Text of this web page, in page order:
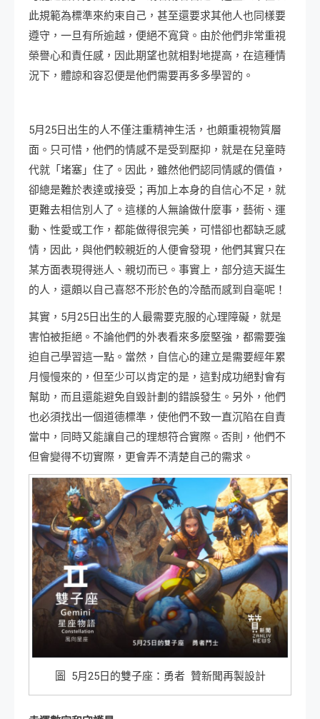
此規範為標準來約束自己，甚至還要求其他人也同樣要
遵守，一旦有所逾越，便絕不寬貸。由於他們非常重視
榮譽心和責任感，因此期望也就相對地提高，在這種情
況下，體諒和容忍便是他們需要再多多學習的。
5月25日出生的人不僅注重精神生活，也頗重視物質層
面。只可惜，他們的情感不是受到壓抑，就是在兒童時
代就「堵塞」住了。因此，雖然他們認同情感的價值，
卻總是難於表達或接受；再加上本身的自信心不足，就
更難去相信別人了。這樣的人無論做什麼事，藝術、運
動、性愛或工作，都能做得很完美，可惜卻也都缺乏感
情，因此，與他們較親近的人便會發現，他們其實只在
某方面表現得迷人、親切而已。事實上，部分這天誕生
的人，還頗以自己喜怒不形於色的冷酷而感到自毫呢！
其實，5月25日出生的人最需要克服的心理障礙，就是
害怕被拒絕。不論他們的外表看來多麼堅強，都需要強
迫自己學習這一點。當然，自信心的建立是需要經年累
月慢慢來的，但至少可以肯定的是，這對成功絕對會有
幫助，而且還能避免自毀計劃的錯誤發生。另外，他們
也必須找出一個道德標準，使他們不致一直沉陷在自責
當中，同時又能讓自己的理想符合實際。否則，他們不
但會變得不切實際，更會弄不清楚自己的需求。
圖 5月25日的雙子座：勇者 贊新聞再製設計